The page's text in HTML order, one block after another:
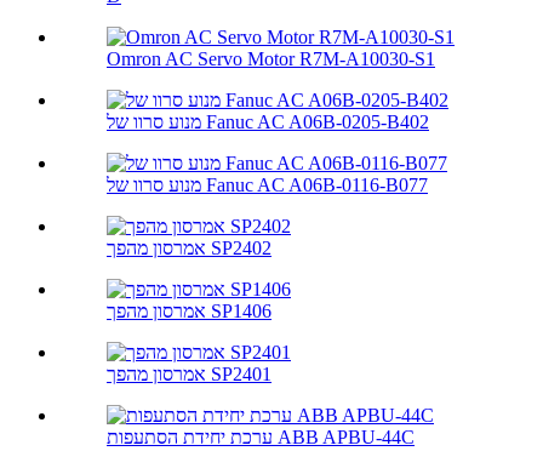
Omron AC Servo Motor R7M-A10030-S1
מנוע סרוו של Fanuc AC A06B-0205-B402
מנוע סרוו של Fanuc AC A06B-0116-B077
אמרסון מהפך SP2402
אמרסון מהפך SP1406
אמרסון מהפך SP2401
ערכת יחידת הסתעפות ABB APBU-44C